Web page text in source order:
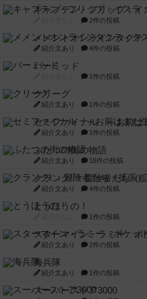
キャプテン・フリップ：イ
2件の投稿
メメントオンラインタクテ
紹介文あり 4件の投稿
パーミッド
1件の投稿
クリーグ
紹介文あり 1件の投稿
セミファイナル ～お前は
紹介文あり 1件の投稿
ふたつの街の物語
紹介文あり 18件の投稿
クランク! ：冒険者たち（拡
紹介文あり 4件の投稿
とうほうの！
1件の投稿
スターマイン・ラミー ポ
紹介文あり 2件の投稿
海兵隊
紹介文あり 1件の投稿
スーパーストア3000